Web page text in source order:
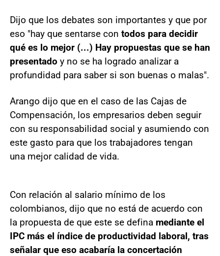
Dijo que los debates son importantes y que por
eso "hay que sentarse con todos para decidir
qué es lo mejor (...) Hay propuestas que se han
presentado y no se ha logrado analizar a
profundidad para saber si son buenas o malas".
Arango dijo que en el caso de las Cajas de
Compensación, los empresarios deben seguir
con su responsabilidad social y asumiendo con
este gasto para que los trabajadores tengan
una mejor calidad de vida.
Con relación al salario mínimo de los
colombianos, dijo que no está de acuerdo con
la propuesta de que este se defina mediante el
IPC más el índice de productividad laboral, tras
señalar que eso acabaría la concertación